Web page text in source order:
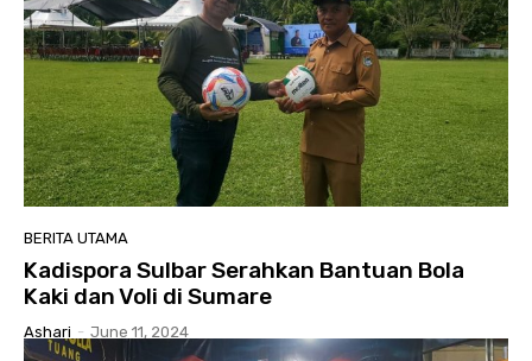
BERITA UTAMA
Kadispora Sulbar Serahkan Bantuan Bola
Kaki dan Voli di Sumare
Ashari - June 11, 2024